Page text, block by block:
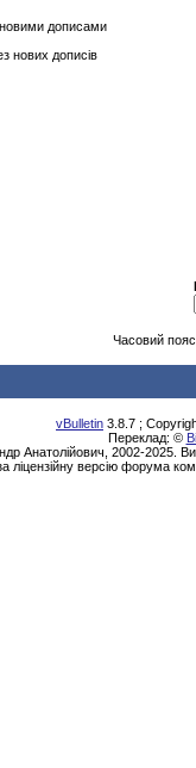
дописами
нових дописів
Часовий
vBulletin 3.8.7 ;
Переклад: ©
Анатолійович, 2002-2025.
ліцензійну версію форума